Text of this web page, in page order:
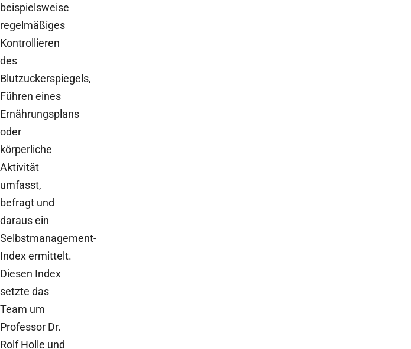
beispielsweise
regelmäßiges
Kontrollieren
des
Blutzuckerspiegels,
Führen eines
Ernährungsplans
oder
körperliche
Aktivität
umfasst,
befragt und
daraus ein
Selbstmanagement-
Index ermittelt.
Diesen Index
setzte das
Team um
Professor Dr.
Rolf Holle und